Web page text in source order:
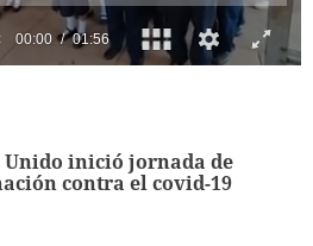
Unido inició jornada de
contra el covid-19